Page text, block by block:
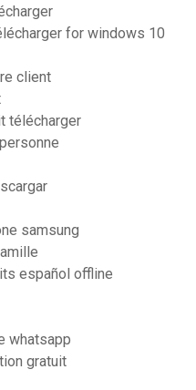
for windows 10
client
télécharger
samsung
español offline
whatsapp
gratuit